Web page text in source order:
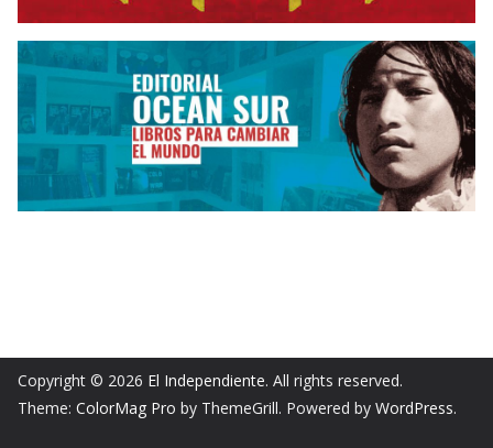
Copyright © 2026 El Independiente. All rights reserved.
Theme: ColorMag Pro by ThemeGrill. Powered by WordPress.